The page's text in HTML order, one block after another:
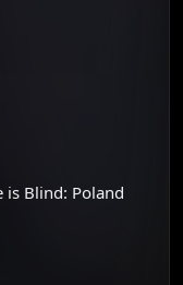
is Blind: Poland